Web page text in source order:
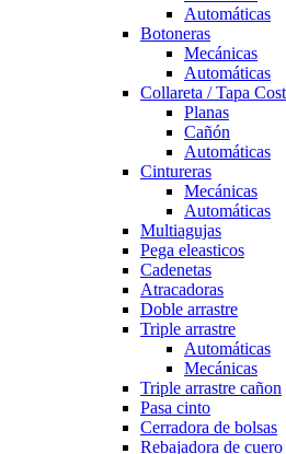
Automáticas
Botoneras
Mecánicas
Automáticas
Collareta / Tapa
Planas
Cañón
Automáticas
Cintureras
Mecánicas
Automáticas
Multiagujas
Pega eleasticos
Cadenetas
Atracadoras
Doble arrastre
Triple arrastre
Automáticas
Mecánicas
Triple arrastre cañon
Pasa cinto
Cerradora de bolsas
Rebajadora de cuero